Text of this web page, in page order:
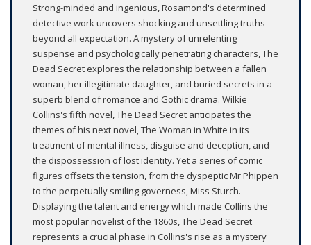
Strong-minded and ingenious, Rosamond's determined
detective work uncovers shocking and unsettling truths
beyond all expectation. A mystery of unrelenting
suspense and psychologically penetrating characters, The
Dead Secret explores the relationship between a fallen
woman, her illegitimate daughter, and buried secrets in a
superb blend of romance and Gothic drama. Wilkie
Collins's fifth novel, The Dead Secret anticipates the
themes of his next novel, The Woman in White in its
treatment of mental illness, disguise and deception, and
the dispossession of lost identity. Yet a series of comic
figures offsets the tension, from the dyspeptic Mr Phippen
to the perpetually smiling governess, Miss Sturch.
Displaying the talent and energy which made Collins the
most popular novelist of the 1860s, The Dead Secret
represents a crucial phase in Collins's rise as a mystery